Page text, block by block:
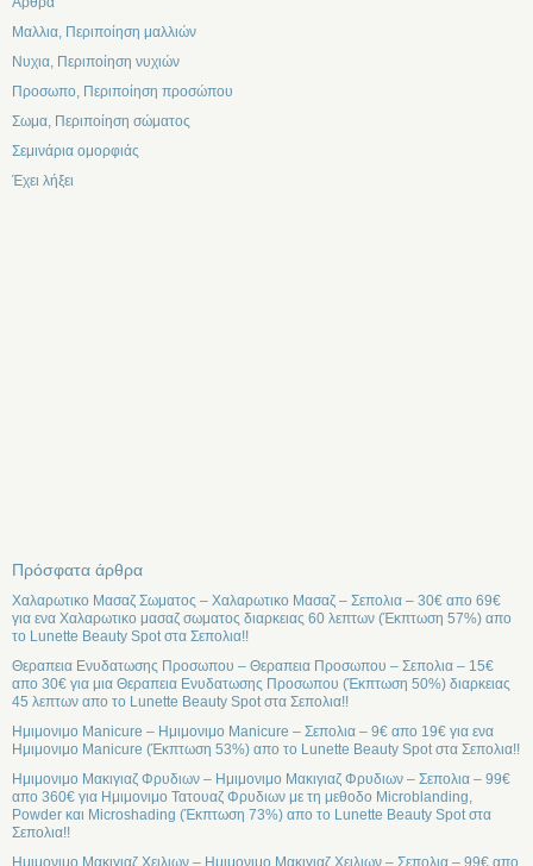
Μαλλια, Περιποίηση μαλλιών
Νυχια, Περιποίηση νυχιών
Προσωπο, Περιποίηση προσώπου
Σωμα, Περιποίηση σώματος
Σεμινάρια ομορφιάς
Έχει λήξει
Πρόσφατα άρθρα
Χαλαρωτικο Μασαζ Σωματος – Χαλαρωτικο Μασαζ – Σεπολια – 30€ απο 69€
για ενα Χαλαρωτικο μασαζ σωματος διαρκειας 60 λεπτων (Έκπτωση 57%) απο
το Lunette Beauty Spot στα Σεπολια!!
Θεραπεια Ενυδατωσης Προσωπου – Θεραπεια Προσωπου – Σεπολια – 15€
απο 30€ για μια Θεραπεια Ενυδατωσης Προσωπου (Έκπτωση 50%) διαρκειας
45 λεπτων απο το Lunette Beauty Spot στα Σεπολια!!
Ημιμονιμο Manicure – Ημιμονιμο Manicure – Σεπολια – 9€ απο 19€ για ενα
Ημιμονιμο Manicure (Έκπτωση 53%) απο το Lunette Beauty Spot στα Σεπολια!!
Ημιμονιμο Μακιγιαζ Φρυδιων – Ημιμονιμο Μακιγιαζ Φρυδιων – Σεπολια – 99€
απο 360€ για Ημιμονιμο Τατουαζ Φρυδιων με τη μεθοδο Microblanding,
Powder και Microshading (Έκπτωση 73%) απο το Lunette Beauty Spot στα
Σεπολια!!
Ημιμονιμο Μακιγιαζ Χειλιων – Ημιμονιμο Μακιγιαζ Χειλιων – Σεπολια – 99€ απο